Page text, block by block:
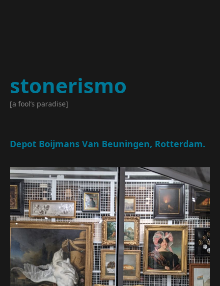
stonerismo
[a fool’s paradise]
Depot Boijmans Van Beuningen, Rotterdam.